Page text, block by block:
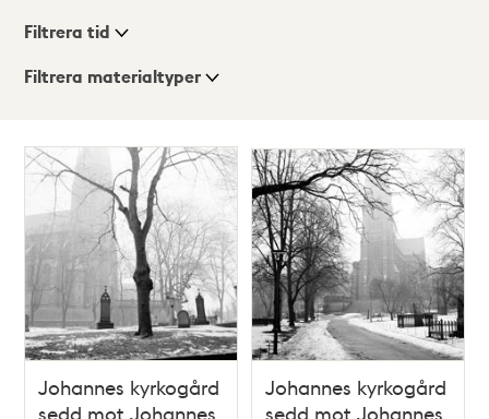
Visningsläge
Lista
Karta
Filtrera tid
Filtrera materialtyper
149träffar
Johannes kyrkogård
sedd mot Johannes
Johannes kyrkogård
sedd mot Johannes